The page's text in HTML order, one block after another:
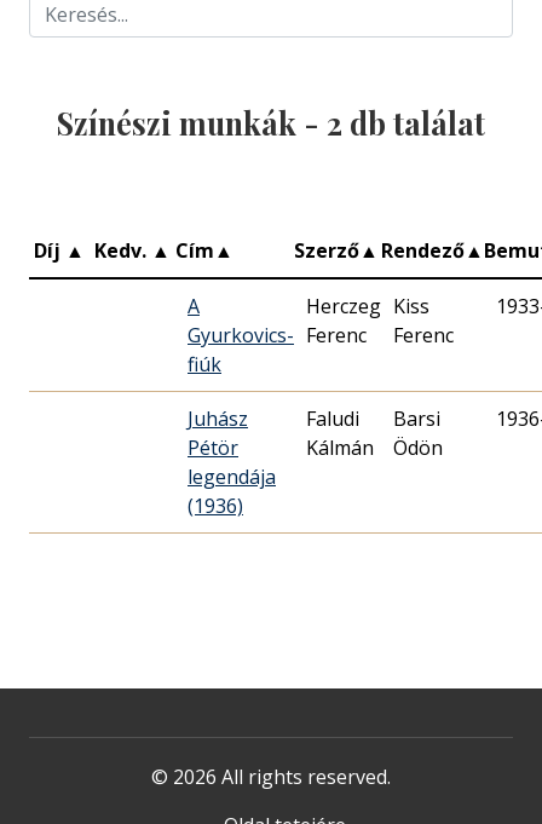
Színészi munkák - 2 db találat
Díj ▲ Kedv. ▲ Cím▲ Szerző▲ Rendező▲
A
Gyurkovics-
fiúk
Herczeg
Ferenc
Kiss
Ferenc
Juhász
Pétör
legendája
(1936)
Faludi
Kálmán
Barsi
Ödön
© 2026 All rights reserved.